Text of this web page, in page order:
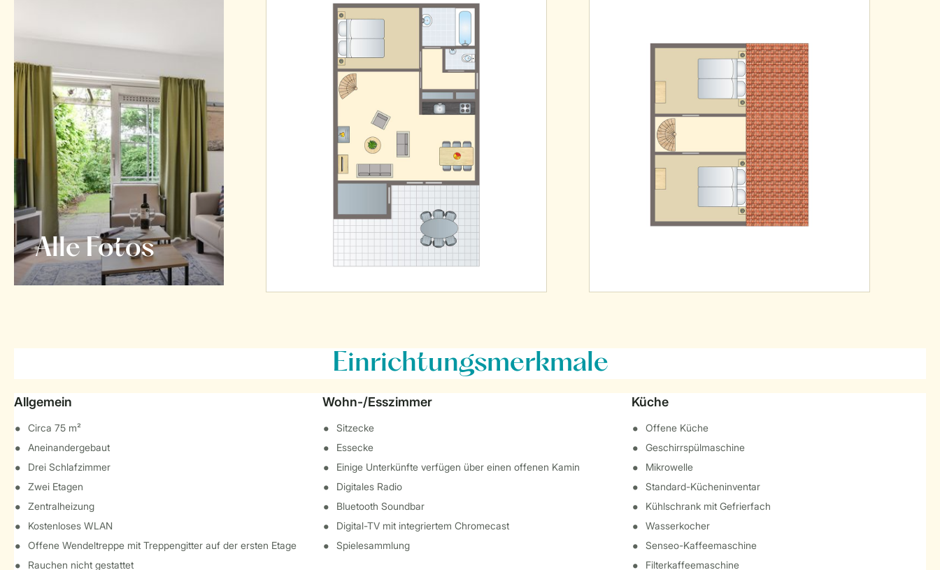
Alle Fotos
Einrichtungsmerkmale
Allgemein
Circa 75 m²
Aneinandergebaut
Drei Schlafzimmer
Zwei Etagen
Zentralheizung
Kostenloses WLAN
Offene Wendeltreppe mit Treppengitter auf der ersten Etage
Rauchen nicht gestattet
Wohn-/Esszimmer
Sitzecke
Essecke
Einige Unterkünfte verfügen über einen offenen Kamin
Digitales Radio
Bluetooth Soundbar
Digital-TV mit integriertem Chromecast
Spielesammlung
Küche
Offene Küche
Geschirrspülmaschine
Mikrowelle
Standard-Kücheninventar
Kühlschrank mit Gefrierfach
Wasserkocher
Senseo-Kaffeemaschine
Filterkaffeemaschine